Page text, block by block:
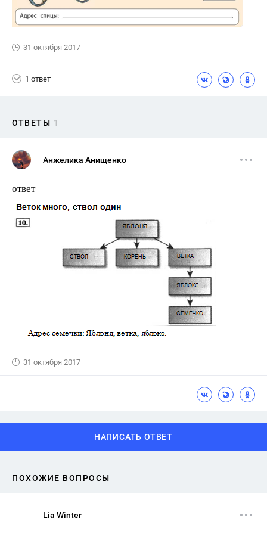
31 октября 2017
1 ответ
ОТВЕТЫ 1
Анжелика Анищенко
ответ
31 октября 2017
НАПИСАТЬ ОТВЕТ
ПОХОЖИЕ ВОПРОСЫ
Lia Winter